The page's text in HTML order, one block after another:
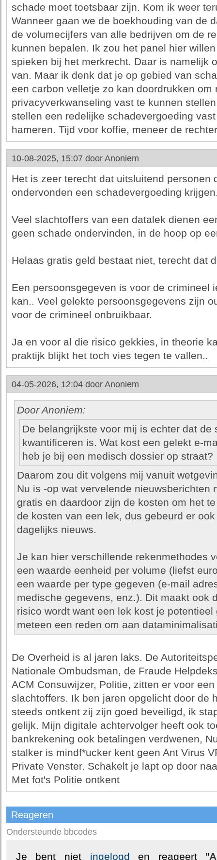
schade moet toetsbaar zijn. Kom ik weer
Wanneer gaan we de boekhouding van de
de volumecijfers van alle bedrijven om de
kunnen bepalen. Ik zou het panel hier
spieken bij het merkrecht. Daar is namelijk
van. Maar ik denk dat je op gebied van
een carbon velletje zo kan doordrukken om
privacyverkwanseling vast te kunnen
stellen een redelijke schadevergoeding
hameren. Tijd voor koffie, meneer de
10-08-2025, 15:07 door Anoniem
Het is zeer terecht dat uitsluitend personen
ondervonden een schadevergoeding
Veel slachtoffers van een datalek dienen
geen schade ondervinden, in de hoop op
Helaas gratis geld bestaat niet, terecht dat
Een persoonsgegeven is voor de crimineel
kan.. Veel gelekte persoonsgegevens zijn
voor de crimineel onbruikbaar.
Ja en voor al die risico gekkies, in theorie
praktijk blijkt het toch vies tegen te vallen..
04-05-2026, 12:04 door Anoniem
Door Anoniem:
De belangrijkste voor mij is echter dat de
kwantificeren is. Wat kost een gelekt e-
heb je bij een medisch dossier op straat?
Daarom zou dit volgens mij vanuit
Nu is -op wat vervelende nieuwsberichten
gratis en daardoor zijn de kosten om het
de kosten van een lek, dus gebeurd er
dagelijks nieuws.
Je kan hier verschillende rekenmethodes
een waarde eenheid per volume (liefst
een waarde per type gegeven (e-mail
medische gegevens, enz.). Dit maakt ook
risico wordt want een lek kost je
meteen een reden om aan
De Overheid is al jaren laks. De
Nationale Ombudsman, de Fraude
ACM Consuwijzer, Politie, zitten er voor
slachtoffers. Ik ben jaren opgelicht door de
steeds ontkent zij zijn goed beveiligd, ik
gelijk. Mijn digitale achtervolger heeft ook
bankrekening ook betalingen verdwenen,
stalker is mindf*ucker kent geen Ant Virus
Private Venster. Schakelt je lapt op door
Met fot's Politie ontkent
Reageren
Ondersteunde bbcodes
Je bent niet ingelogd en reageert "